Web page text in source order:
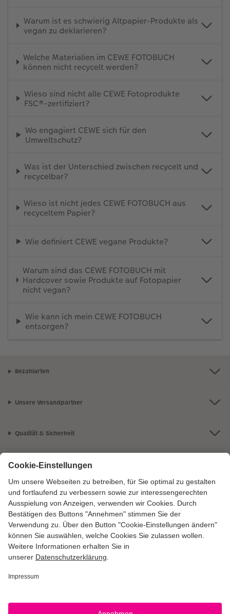
Warum ist es schwierig Altpapier-Produkte als
vegan zu deklarieren?
Welche Materialien im CEWE FOTOBUCH
können nicht recycelt werden?
Wieso sind nicht alle CEWE Fotoprodukte
FSC®-zertifiziert?
Wo engagiert CEWE sich für den
Umweltschutz?
Was ist der Unterschied zwischen recycelt und
recycelbar?
Wieso ist nicht jedes CEWE FOTOBUCH aus
recyceltem Papier?
Wie definiert CEWE vegane Produkte?
Warum sind das CEWE FOTOBUCH mit
Hardcover sowie Produkte auf Fotopapier
nicht vegan?
Wie kann ich mein CEWE FOTOBUCH
entsorgen?
Bezahlarten
Unsere Versandpartner
Qualität & Sicherheit
Zertifizierungen & Initiativen
CEWE Fotowelt
Sortiment
Service